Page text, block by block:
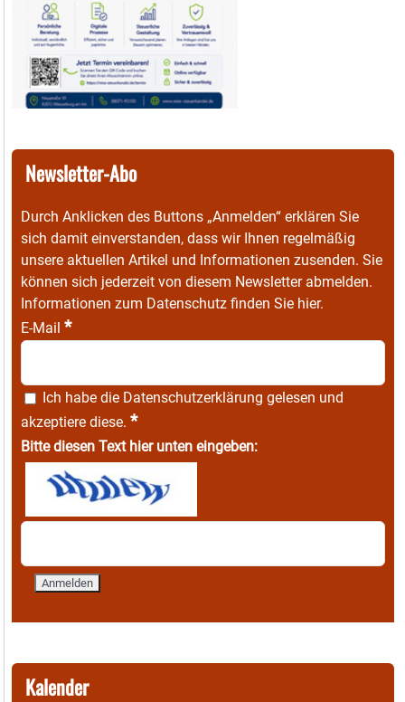
Newsletter-Abo
Durch Anklicken des Buttons „Anmelden“ erklären Sie
sich damit einverstanden, dass wir Ihnen regelmäßig
unsere aktuellen Artikel und Informationen zusenden. Sie
können sich jederzeit von diesem Newsletter abmelden.
Informationen zum Datenschutz finden Sie hier.
E-Mail *
Ich habe die Datenschutzerklärung gelesen und
akzeptiere diese. *
Bitte diesen Text hier unten eingeben:
Kalender